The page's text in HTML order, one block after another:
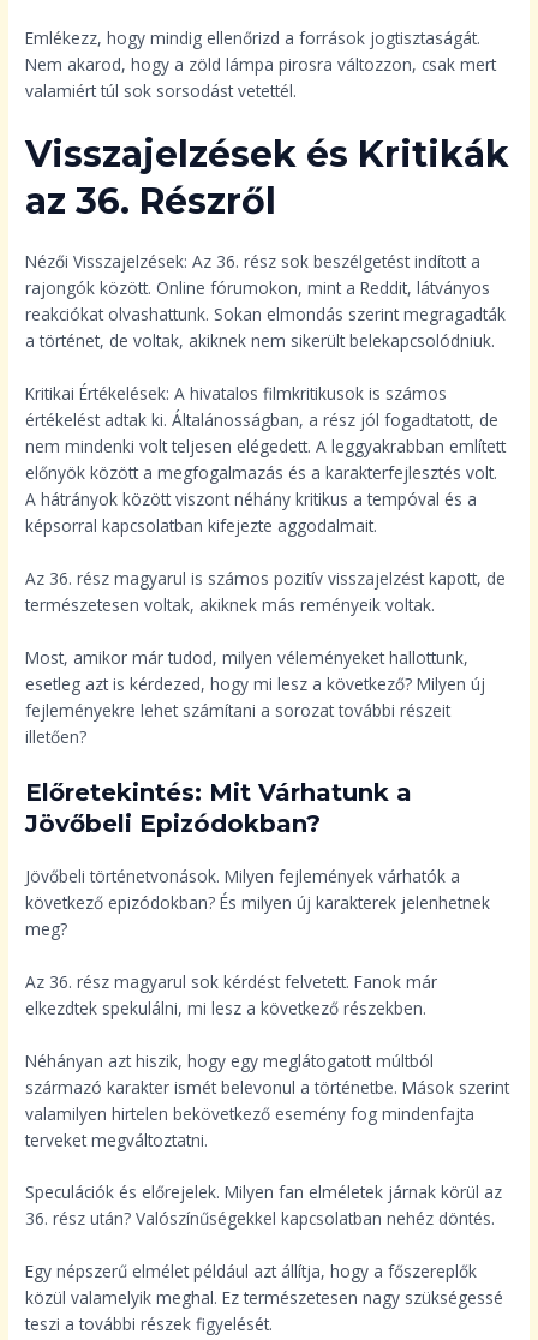
Emlékezz, hogy mindig ellenőrizd a források jogtisztaságát.
Nem akarod, hogy a zöld lámpa pirosra változzon, csak mert
valamiért túl sok sorsodást vetettél.
Visszajelzések és Kritikák
az 36. Részről
Nézői Visszajelzések: Az 36. rész sok beszélgetést indított a
rajongók között. Online fórumokon, mint a Reddit, látványos
reakciókat olvashattunk. Sokan elmondás szerint megragadták
a történet, de voltak, akiknek nem sikerült belekapcsolódniuk.
Kritikai Értékelések: A hivatalos filmkritikusok is számos
értékelést adtak ki. Általánosságban, a rész jól fogadtatott, de
nem mindenki volt teljesen elégedett. A leggyakrabban említett
előnyök között a megfogalmazás és a karakterfejlesztés volt.
A hátrányok között viszont néhány kritikus a tempóval és a
képsorral kapcsolatban kifejezte aggodalmait.
Az 36. rész magyarul is számos pozitív visszajelzést kapott, de
természetesen voltak, akiknek más reményeik voltak.
Most, amikor már tudod, milyen véleményeket hallottunk,
esetleg azt is kérdezed, hogy mi lesz a következő? Milyen új
fejleményekre lehet számítani a sorozat további részeit
illetően?
Előretekintés: Mit Várhatunk a
Jövőbeli Epizódokban?
Jövőbeli történetvonások. Milyen fejlemények várhatók a
következő epizódokban? És milyen új karakterek jelenhetnek
meg?
Az 36. rész magyarul sok kérdést felvetett. Fanok már
elkezdtek spekulálni, mi lesz a következő részekben.
Néhányan azt hiszik, hogy egy meglátogatott múltból
származó karakter ismét belevonul a történetbe. Mások szerint
valamilyen hirtelen bekövetkező esemény fog mindenfajta
terveket megváltoztatni.
Speculációk és előrejelek. Milyen fan elméletek járnak körül az
36. rész után? Valószínűségekkel kapcsolatban nehéz döntés.
Egy népszerű elmélet például azt állítja, hogy a főszereplők
közül valamelyik meghal. Ez természetesen nagy szükségessé
teszi a további részek figyelését.